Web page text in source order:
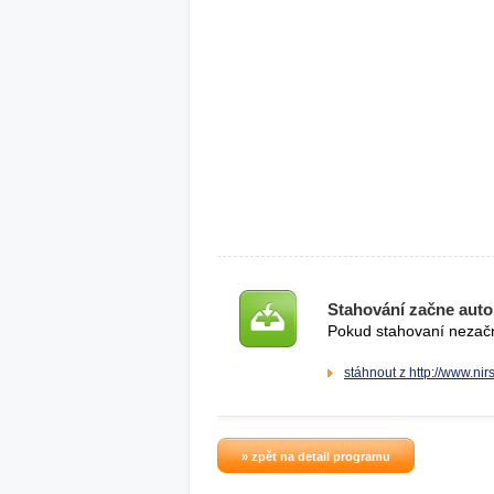
Stahování začne
Pokud stahovaní
stáhnout z http://
» zpět na detail programu